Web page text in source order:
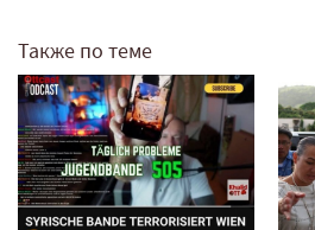
Также по теме